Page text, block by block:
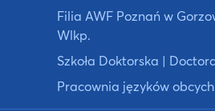
Filia AWF Poznań w
Wlkp.
Szkoła Doktorska |
Pracownia języków obcych